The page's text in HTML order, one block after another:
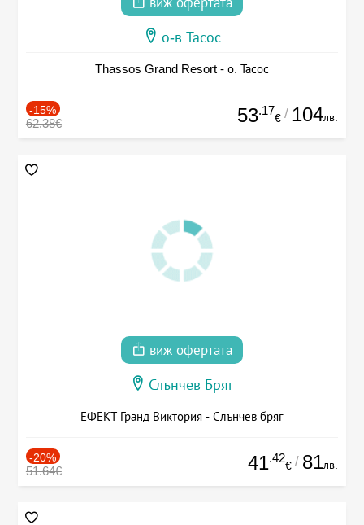
виж офертата
о-в Тасос
Thassos Grand Resort - о. Тасос
-15%
62.38€ 53.17
€ / 104лв.
виж офертата
Слънчев Бряг
ЕФЕКТ Гранд Виктория - Слънчев бряг
-20%
51.64€ 41.42
€ / 81лв.